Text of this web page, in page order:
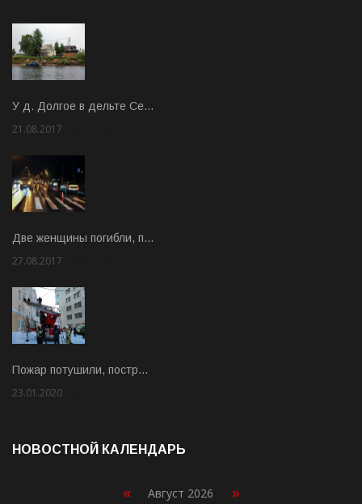
У д. Долгое в дельте Се…
21.08.2017
Две женщины погибли, п…
27.08.2017
Пожар потушили, постр…
23.01.2020
НОВОСТНОЙ КАЛЕНДАРЬ
« Август 2026 »